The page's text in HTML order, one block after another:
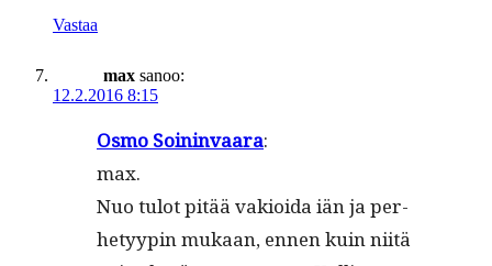
Vastaa
max sanoo:
12.2.2016 8:15
Osmo Soin­in­vaara:
max.
Nuo tulot pitää vakioi­da iän ja per­
hetyypin mukaan, ennen kuin niitä